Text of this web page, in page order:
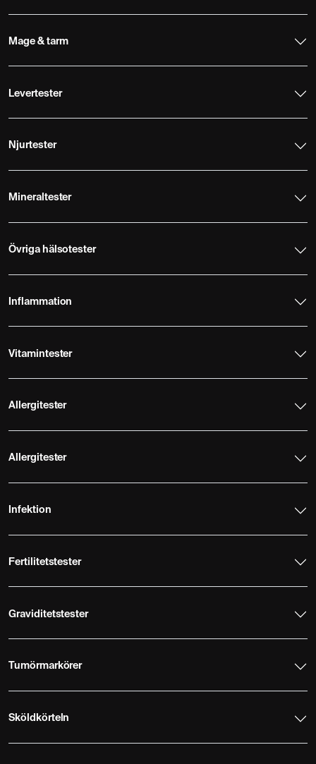
Mage & tarm
Levertester
Njurtester
Mineraltester
Övriga hälsotester
Inflammation
Vitamintester
Allergitester
Allergitester
Infektion
Fertilitetstester
Graviditetstester
Tumörmarkörer
Sköldkörteln